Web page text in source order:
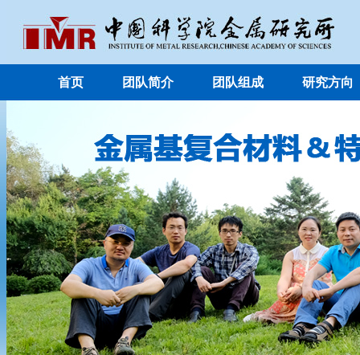
首页 团队简介 团队组成 研究方向